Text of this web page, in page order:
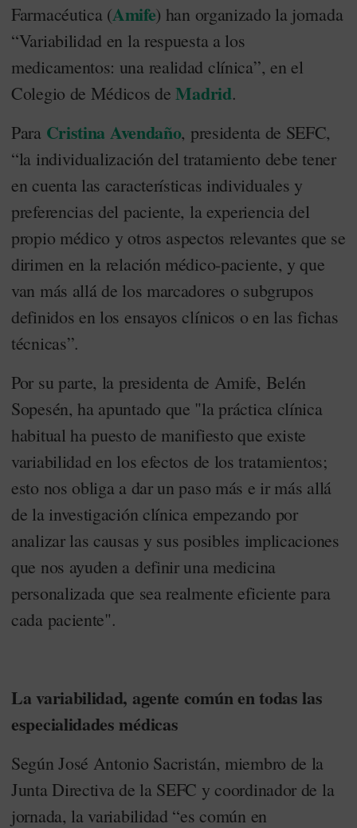
Farmacéutica (Amife) han organizado la jornada
“Variabilidad en la respuesta a los
medicamentos: una realidad clínica”, en el
Colegio de Médicos deMadrid.
Para Cristina Avendaño, presidenta de SEFC,
“la individualización del tratamiento debe tener
en cuenta las características individuales y
preferencias del paciente, la experiencia del
propio médico y otros aspectos relevantes que se
dirimen en la relación médico-paciente, y que
van más allá de los marcadores o subgrupos
definidos en los ensayos clínicos o en las fichas
técnicas”.
Por su parte, la presidenta de Amife, Belén
Sopesén, ha apuntado que "la práctica clínica
habitual ha puesto de manifiesto que existe
variabilidad en los efectos de los tratamientos;
esto nos obliga a dar un paso más e ir más allá
de la investigación clínica empezando por
analizar las causas y sus posibles implicaciones
que nos ayuden a definir una medicina
personalizada que sea realmente eficiente para
cada paciente".
La variabilidad, agente común en todas las
especialidades médicas
Según José Antonio Sacristán, miembro de la
Junta Directiva de la SEFC y coordinador de la
jornada, la variabilidad “es común en